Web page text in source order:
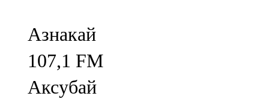
Азнакай
107,1 FM
Аксубай